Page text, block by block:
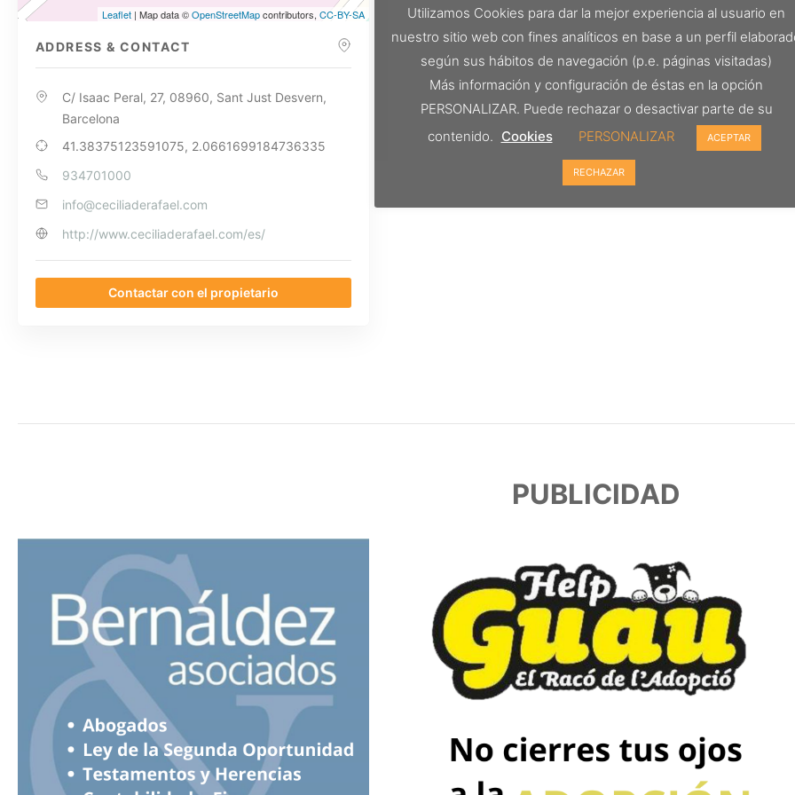
Leaflet | Map data ©OpenStreetMapcontributors,CC-BY-SA
ADDRESS & CONTACT
C/ Isaac Peral, 27, 08960, Sant Just Desvern,
Barcelona
41.38375123591075, 2.0661699184736335
934701000
info@ceciliaderafael.com
http://www.ceciliaderafael.com/es/
Contactar con el propietario
PUBLICIDAD
Utilizamos Cookies para dar la mejor experiencia al usuario en
nuestro sitio web con fines analíticos en base a un perfil
según sus hábitos de navegación (p.e. páginas visitadas)
Más información y configuración de éstas en la opción
PERSONALIZAR. Puede rechazar o desactivar parte de su
contenido. Cookies PERSONALIZAR ACEPTAR
RECHAZAR